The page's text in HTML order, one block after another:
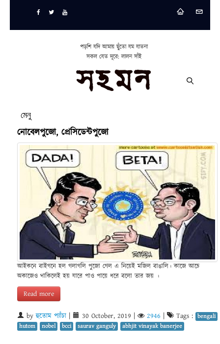
পড়শি যদি আমায় ছুঁতো যম যাতনা
সকল যেত দূরে: লালন সাঁই
মেনু
নোবেলপুজো, প্রেসিডেন্টপুজো
আইকনে বাইগনে হল গলাগলি পুজো গেল এ নিয়েই মজিল বাঙালি। কাজে আচে
অকাজেও থাকিলেই হয় যারে পাও পায়ে ধরে বলো তার জয় ।
Read more
byহুতোম প্যাঁচা 30 October, 2019 2946 Tags : bengali
hutom
nobel bcci saurav ganguly abhjit vinayak banerjee